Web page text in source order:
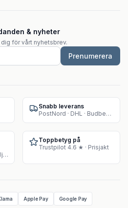
& nyheter
för vårt nyhetsbrev.
Prenumerera
Snabb leverans
PostNord · DHL · Budbee · Instabox
Godkänt lager för försäljning av kosttillskott
Toppbetyg på
Trustpilot 4.6 ★ · Prisjakt
Apple Pay Google Pay